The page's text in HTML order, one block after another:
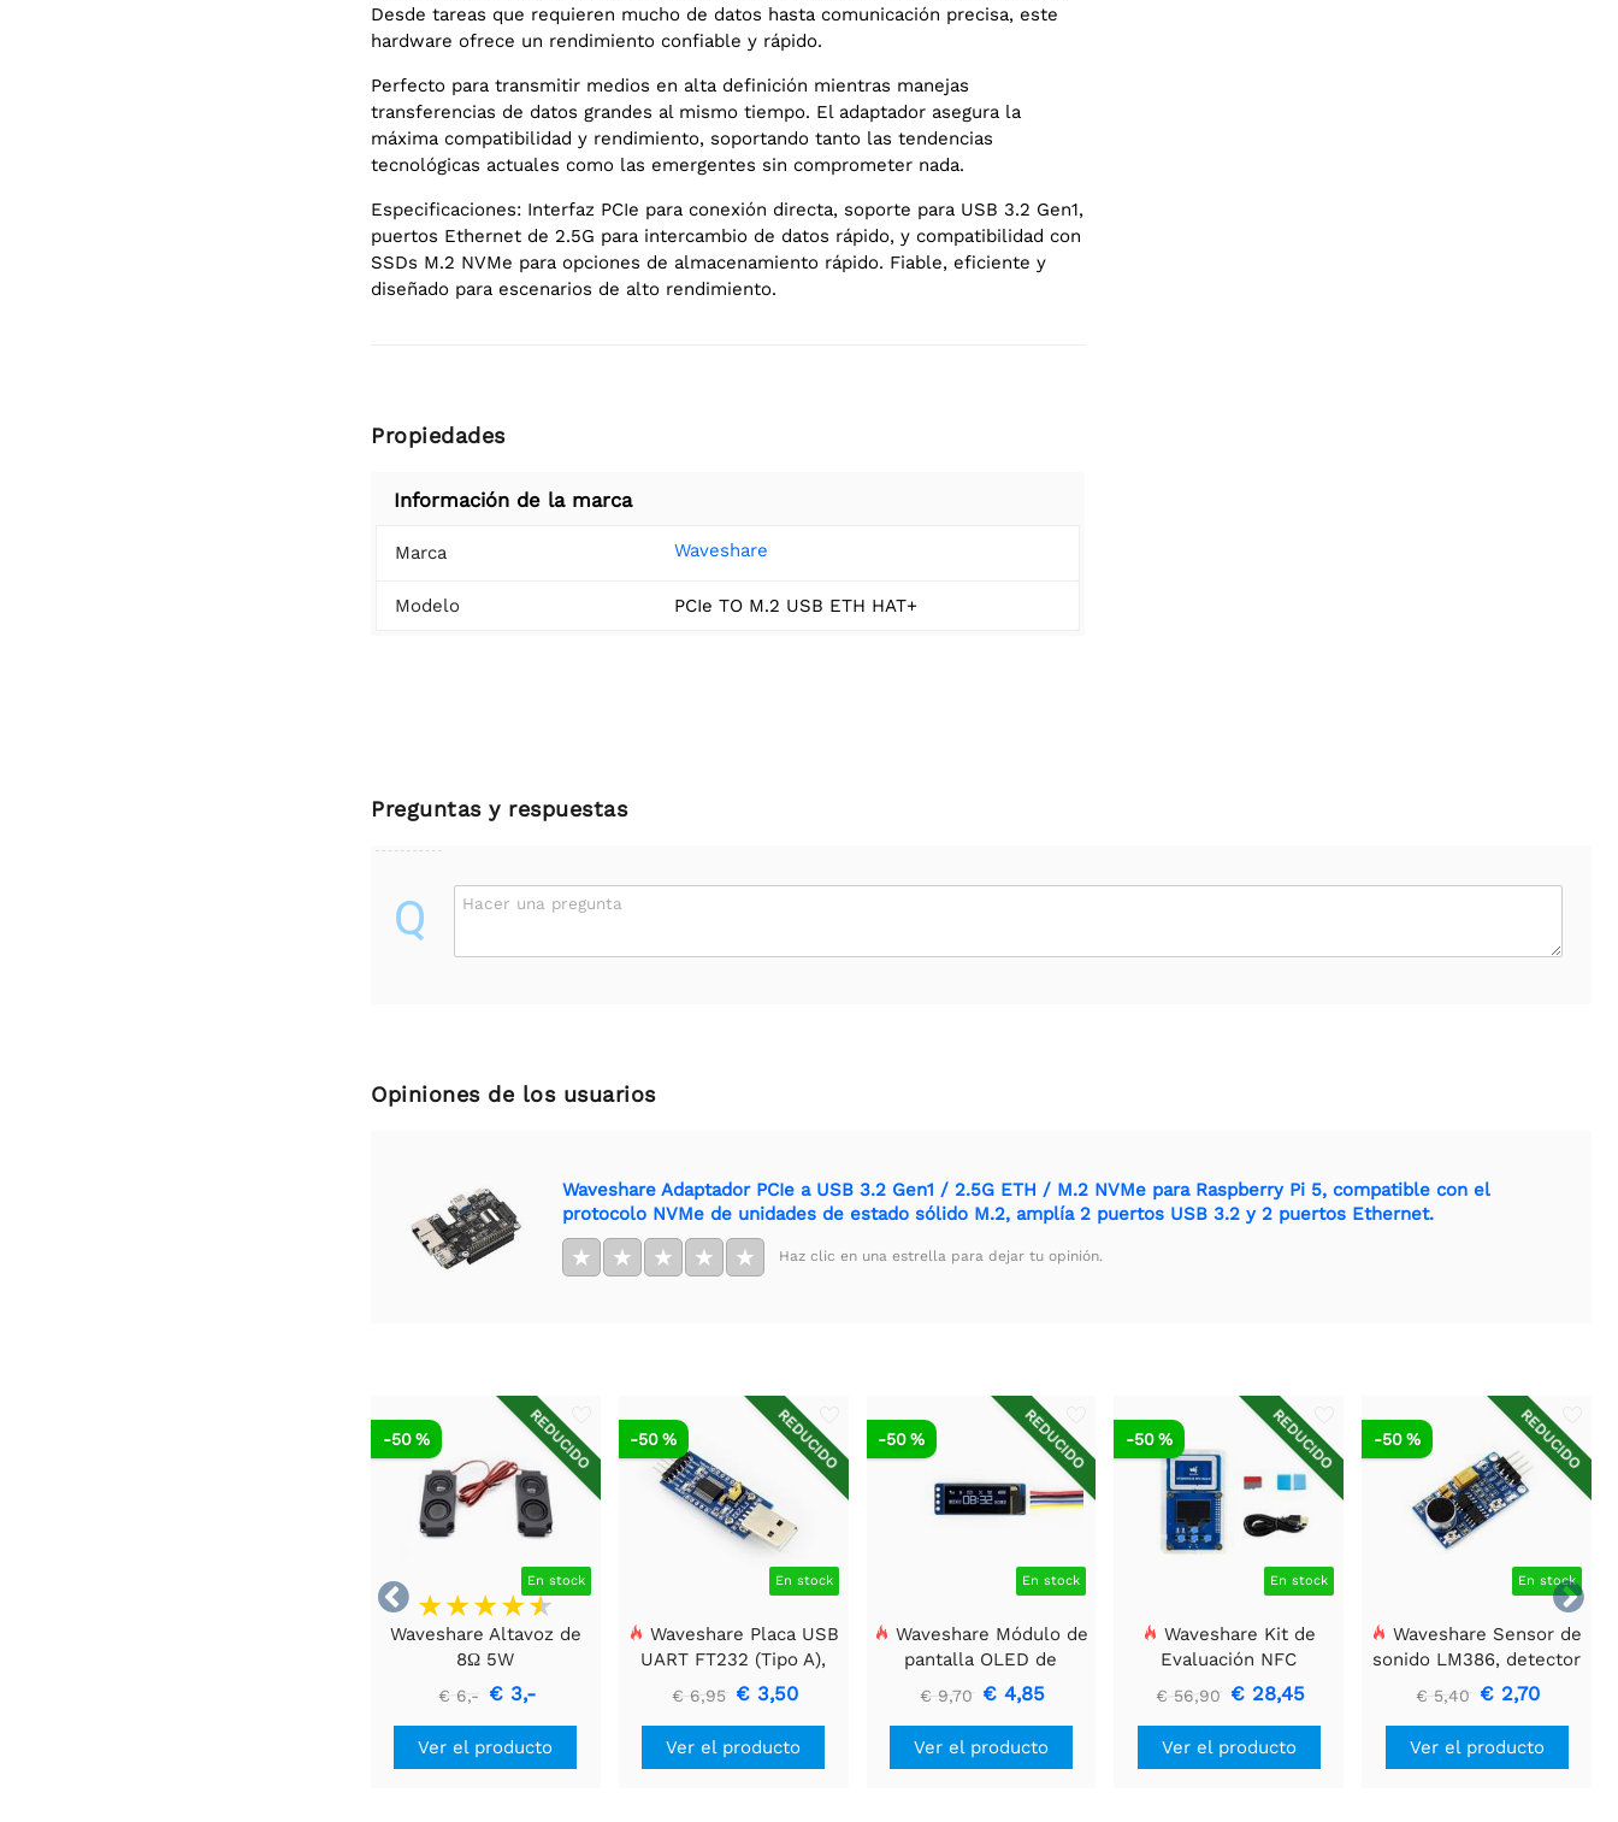
Desde tareas que requieren mucho de datos hasta comunicación precisa, este
hardware ofrece un rendimiento confiable y rápido.
Perfecto para transmitir medios en alta definición mientras manejas
transferencias de datos grandes al mismo tiempo. El adaptador asegura la
máxima compatibilidad y rendimiento, soportando tanto las tendencias
tecnológicas actuales como las emergentes sin comprometer nada.
Especificaciones: Interfaz PCIe para conexión directa, soporte para USB 3.2 Gen1,
puertos Ethernet de 2.5G para intercambio de datos rápido, y compatibilidad con
SSDs M.2 NVMe para opciones de almacenamiento rápido. Fiable, eficiente y
diseñado para escenarios de alto rendimiento.
Propiedades
Información de la marca
Marca Waveshare
Modelo PCIe TO M.2 USB ETH HAT+
Preguntas y respuestas
Q Hacer una pregunta
Opiniones de los usuarios
Waveshare Adaptador PCIe a USB 3.2 Gen1 / 2.5G ETH / M.2 NVMe para Raspberry Pi 5, compatible con el
protocolo NVMe de unidades de estado sólido M.2, amplía 2 puertos USB 3.2 y 2 puertos Ethernet.
★ ★ ★ ★ ★ Haz clic en una estrella para dejar tu opinión.


REDUCIDO
En stock
-50 %
Waveshare Altavoz de
8Ω 5W
€ 6,- € 3,-
Ver el producto
REDUCIDO
En stock
-50 %
Waveshare Placa USB
UART FT232 (Tipo A),
Módulo de
Comunicación USB a
TTL (UART)
€ 6,95 € 3,50
Ver el producto
REDUCIDO
En stock
-50 %
Waveshare Módulo de
pantalla OLED de
128x32, General de 0.91
pulgadas.
€ 9,70 € 4,85
Ver el producto
REDUCIDO
En stock
-50 %
Waveshare Kit de
Evaluación NFC
ST25R3911B, Lector NFC
+ Tarjeta TF + Cable
USB
€ 56,90 € 28,45
Ver el producto
REDUCIDO
En stock
-50 %
Waveshare Sensor de
sonido LM386, detector
de sonido, compatible
con Arduino.
€ 5,40 € 2,70
Ver el producto